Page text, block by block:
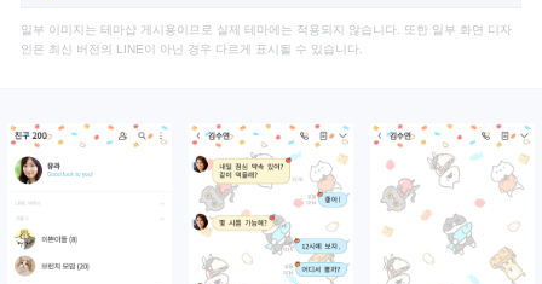
일부 이미지는 테마샵 게시용이므로 실제 테마에는 적용되지 않습니다. 또한 일부 화면 디자
인은 최신 버전의 LINE이 아닌 경우 다르게 표시될 수 있습니다.